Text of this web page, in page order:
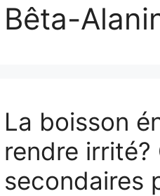
Bêta-
La boisson
rendre
secondaires